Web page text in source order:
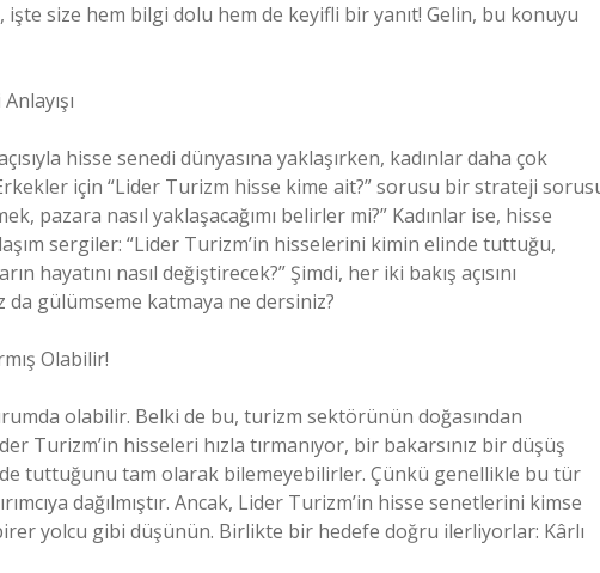
işte size hem bilgi dolu hem de keyifli bir yanıt! Gelin, bu konuyu
hisse senedi dünyasına yaklaşırken, kadınlar daha çok
için “Lider Turizm hisse kime ait?” sorusu bir strateji
pazara nasıl yaklaşacağımı belirler mi?” Kadınlar ise, hisse
sergiler: “Lider Turizm’in hisselerini kimin elinde tuttuğu,
hayatını nasıl değiştirecek?” Şimdi, her iki bakış açısını
gülümseme katmaya ne dersiniz?
Olabilir!
olabilir. Belki de bu, turizm sektörünün doğasından
Turizm’in hisseleri hızla tırmanıyor, bir bakarsınız bir düşüş
tuttuğunu tam olarak bilemeyebilirler. Çünkü genellikle bu tür
dağılmıştır. Ancak, Lider Turizm’in hisse senetlerini kimse
yolcu gibi düşünün. Birlikte bir hedefe doğru ilerliyorlar: Kârlı